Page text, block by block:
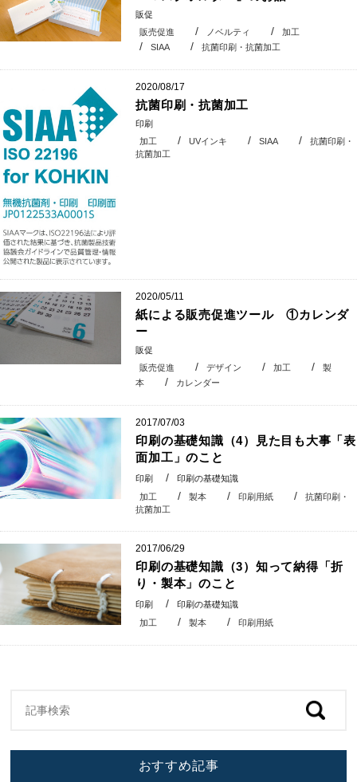
販促
販売促進
ノベルティ
加工
SIAA
抗菌印刷・抗菌加工
2020/08/17
抗菌印刷・抗菌加工
印刷
加工
UVインキ SIAA
抗菌印刷・
抗菌加工
2020/05/11
紙による販売促進ツール ①カレンダ
ー
販促
販売促進
デザイン 加工
製
本
カレンダー
2017/07/03
印刷の基礎知識（4）見た目も大事「表
面加工」のこと
印刷
印刷の基礎知識
加工
製本 印刷用紙
抗菌印刷・
抗菌加工
2017/06/29
印刷の基礎知識（3）知って納得「折
り・製本」のこと
印刷
印刷の基礎知識
加工
製本 印刷用紙
おすすめ記事